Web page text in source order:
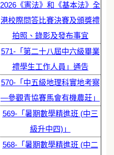
2026《憲法》和《基本法》全
港校際問答比賽決賽及頒獎禮
拍照、錄影及發布事宜
571-「第二十八屆中六級畢業
禮學生工作人員」通告
570-「中五級地理科實地考察
—參觀青協賽馬會有機農莊」
569-「暑期數學精進班 (中三
級升中四)」
568-「暑期數學精進班 (中二